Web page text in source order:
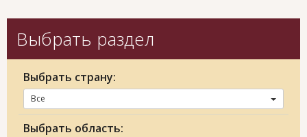
Выбрать раздел
Выбрать страну:
Все
Выбрать область: